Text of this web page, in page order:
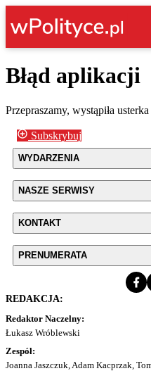
Błąd aplikacji
Przepraszamy, wystąpiła
Subskrybuj
WYDARZENIA
NASZE SERWISY
KONTAKT
PRENUMERATA
REDAKCJA:
Redaktor Naczelny:
Łukasz Wróblewski
Zespół:
Joanna Jaszczuk, Adam Kacprzak,